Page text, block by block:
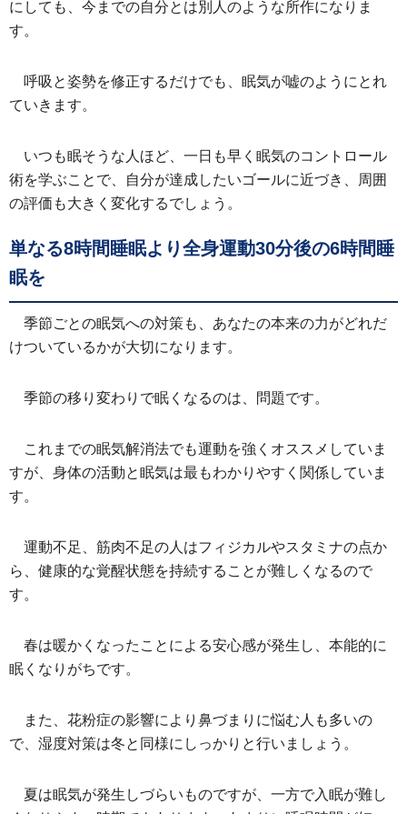
にしても、今までの自分とは別人のような所作になりま
す。
呼吸と姿勢を修正するだけでも、眠気が嘘のようにとれ
ていきます。
いつも眠そうな人ほど、一日も早く眠気のコントロール
術を学ぶことで、自分が達成したいゴールに近づき、周囲
の評価も大きく変化するでしょう。
単なる8時間睡眠より全身運動30分後の6時間睡
眠を
季節ごとの眠気への対策も、あなたの本来の力がどれだ
けついているかが大切になります。
季節の移り変わりで眠くなるのは、問題です。
これまでの眠気解消法でも運動を強くオススメしていま
すが、身体の活動と眠気は最もわかりやすく関係していま
す。
運動不足、筋肉不足の人はフィジカルやスタミナの点か
ら、健康的な覚醒状態を持続することが難しくなるので
す。
春は暖かくなったことによる安心感が発生し、本能的に
眠くなりがちです。
また、花粉症の影響により鼻づまりに悩む人も多いの
で、湿度対策は冬と同様にしっかりと行いましょう。
夏は眠気が発生しづらいものですが、一方で入眠が難し